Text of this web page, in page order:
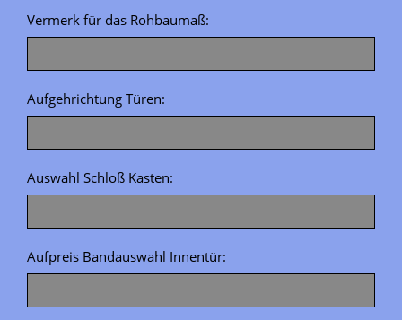
Vermerk für das Rohbaumaß:
Aufgehrichtung Türen:
Auswahl Schloß Kasten:
Aufpreis Bandauswahl Innentür: